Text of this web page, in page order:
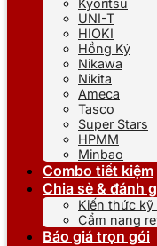
Kyoritsu
UNI-T
HIOKI
Hồng Ký
Nikawa
Nikita
Ameca
Tasco
Super Stars
HPMM
Minbao
Combo tiết kiệm
Chia sẻ & đánh
Kiến thức
Cẩm nang
Báo giá trọn gói